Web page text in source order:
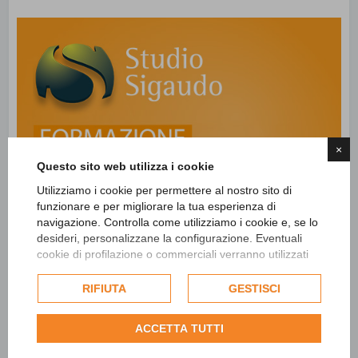
×
Questo sito web utilizza i cookie
Utilizziamo i cookie per permettere al nostro sito di
funzionare e per migliorare la tua esperienza di
navigazione. Controlla come utilizziamo i cookie e, se lo
desideri, personalizzane la configurazione. Eventuali
cookie di profilazione o commerciali verranno utilizzati
dell'utente e, se consentito, potrebbero essere utilizzati
per personalizzare gli annunci pubblicitari. Per ulteriori
informazioni su come Google utilizza i dati raccolti,
politica sulla privacy di Google
RIFIUTA GESTISCI
ACCETTA TUTTI